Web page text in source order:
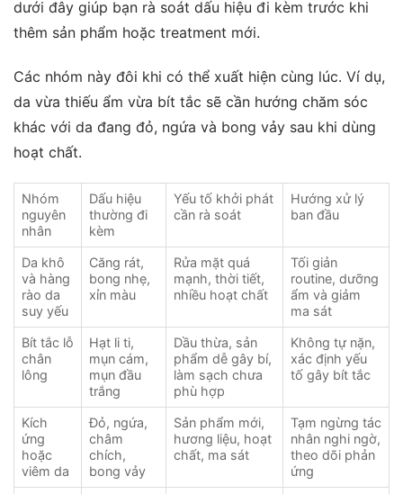
dưới đây giúp bạn rà soát dấu hiệu đi kèm trước khi
thêm sản phẩm hoặc treatment mới.
Các nhóm này đôi khi có thể xuất hiện cùng lúc. Ví dụ,
da vừa thiếu ẩm vừa bít tắc sẽ cần hướng chăm sóc
khác với da đang đỏ, ngứa và bong vảy sau khi dùng
hoạt chất.
Nhóm
nguyên
nhân
Dấu hiệu
thường đi
kèm
Yếu tố khởi phát
cần rà soát
Hướng xử lý
ban đầu
Da khô
và hàng
rào da
suy yếu
Căng rát,
bong nhẹ,
xỉn màu
Rửa mặt quá
mạnh, thời tiết,
nhiều hoạt chất
Tối giản
routine, dưỡng
ẩm và giảm
ma sát
Bít tắc lỗ
chân
lông
Hạt li ti,
mụn cám,
mụn đầu
trắng
Dầu thừa, sản
phẩm dễ gây bí,
làm sạch chưa
phù hợp
Không tự nặn,
xác định yếu
tố gây bít tắc
Kích
ứng
hoặc
viêm da
Đỏ, ngứa,
châm
chích,
bong vảy
Sản phẩm mới,
hương liệu, hoạt
chất, ma sát
Tạm ngừng tác
nhân nghi ngờ,
theo dõi phản
ứng